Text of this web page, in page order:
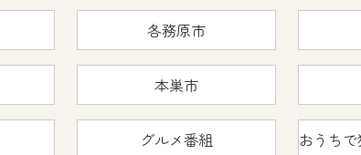
各務原市
本巣市
グルメ番組